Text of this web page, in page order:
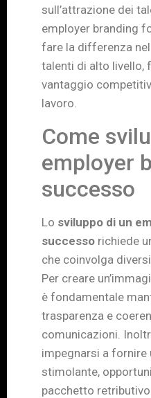
sull’attrazione dei
employer branding
fare la differenza
talenti di alto livello,
vantaggio
lavoro.
Come
employer
successo
Lo sviluppo di un
successo richiede
che coinvolga
Per creare
è fondamentale
trasparenza e
comunicazioni.
impegnarsi a fornire
stimolante,
pacchetto